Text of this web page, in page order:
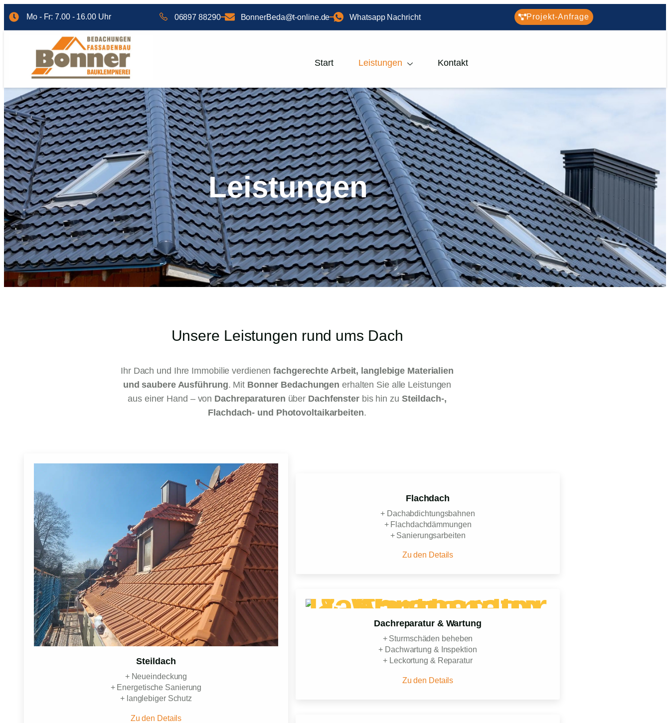
Mo - Fr: 7.00 - 16.00 Uhr 06897 88290 BonnerBeda@t-online.de Whatsapp Nachricht Projekt-Anfrage
Start Leistungen Kontakt
Leistungen
Unsere Leistungen rund ums Dach
Ihr Dach und Ihre Immobilie verdienenfachgerechte Arbeit, langlebige Materialien
und saubere Ausführung. Mit Bonner Bedachungen erhalten Sie alle Leistungen
aus einer Hand – von Dachreparaturen über Dachfensterbis hin zu Steildach-,
Flachdach- und Photovoltaikarbeiten.
Steildach
+ Neueindeckung
+ Energetische Sanierung
+ langlebiger Schutz
Zu den Details
Flachdach
+ Dachabdichtungsbahnen
+ Flachdachdämmungen
+ Sanierungsarbeiten
Zu den Details
Dachreparatur & Wartung
+ Sturmschäden beheben
+ Dachwartung & Inspektion
+ Leckortung & Reparatur
Zu den Details